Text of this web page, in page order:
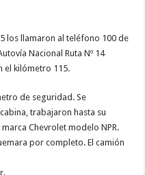
los llamaron al teléfono 100 de
Nacional Ruta Nº 14
el kilómetro 115.
de seguridad. Se
trabajaron hasta su
Chevrolet modelo NPR.
por completo. El camión